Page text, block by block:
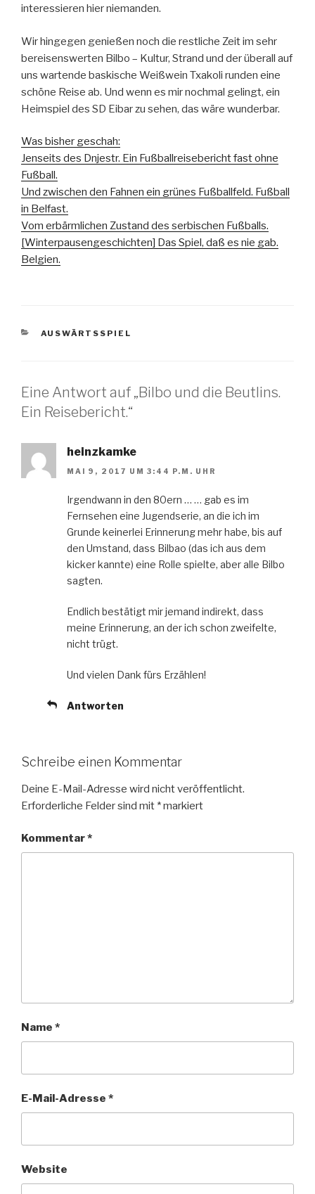
interessieren hier niemanden.
Wir hingegen genießen noch die restliche Zeit im sehr
bereisenswerten Bilbo – Kultur, Strand und der überall auf
uns wartende baskische Weißwein Txakoli runden eine
schöne Reise ab. Und wenn es mir nochmal gelingt, ein
Heimspiel des SD Eibar zu sehen, das wäre wunderbar.
Was bisher geschah:
Jenseits des Dnjestr. Ein Fußballreisebericht fast ohne
Fußball.
Und zwischen den Fahnen ein grünes Fußballfeld. Fußball
in Belfast.
Vom erbärmlichen Zustand des serbischen Fußballs.
[Winterpausengeschichten] Das Spiel, daß es nie gab.
Belgien.
KATEGORIEN
AUSWÄRTSSPIEL
Eine Antwort auf „Bilbo und die Beutlins.
Ein Reisebericht.“
heinzkamke
MAI 9, 2017 UM 3:44 P.M. UHR
Irgendwann in den 80ern … … gab es im
Fernsehen eine Jugendserie, an die ich im
Grunde keinerlei Erinnerung mehr habe, bis auf
den Umstand, dass Bilbao (das ich aus dem
kicker kannte) eine Rolle spielte, aber alle Bilbo
sagten.
Endlich bestätigt mir jemand indirekt, dass
meine Erinnerung, an der ich schon zweifelte,
nicht trügt.
Und vielen Dank fürs Erzählen!
Antworten
Schreibe einen Kommentar
Deine E-Mail-Adresse wird nicht veröffentlicht.
Erforderliche Felder sind mit *markiert
Kommentar*
Name *
E-Mail-Adresse *
Website